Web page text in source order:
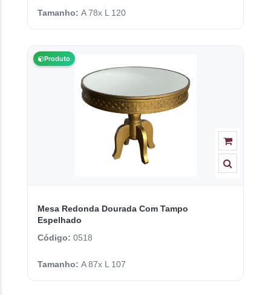
Tamanho: A 78x L 120
Produto
Mesa Redonda Dourada Com Tampo
Espelhado
Código: 0518
Tamanho: A 87x L 107